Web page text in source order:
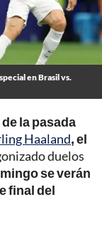
en Brasil vs.
la pasada
Haaland, el
duelos
se verán
final del